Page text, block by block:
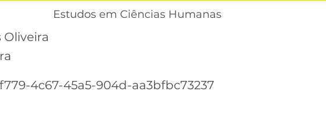
Estudos em Ciências Humanas
Oliveira
4c67-45a5-904d-aa3bfbc73237